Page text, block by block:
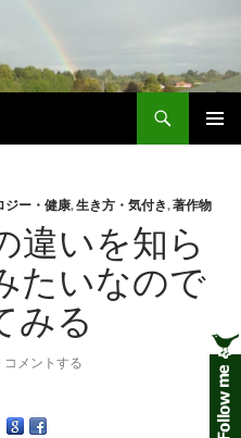
ジー・健康,生き方・気付き,著作物
違いを知ら
たいなので
みる
コメントする